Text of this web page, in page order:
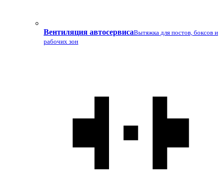
Вентиляция автосервисаВытяжка для постов, боксов и
рабочих зон